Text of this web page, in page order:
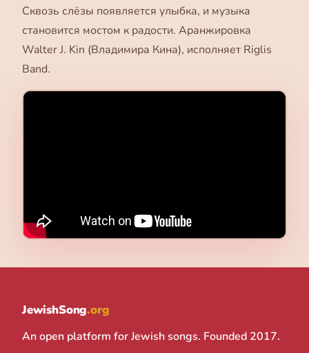
Сквозь слёзы появляется улыбка, и музыка
становится мостом к радости. Аранжировка
Walter J. Kin (Владимира Кина), исполняет Riglis
Band.
JewishSong.org
An open platform for Jewish songs. Founded 2017.